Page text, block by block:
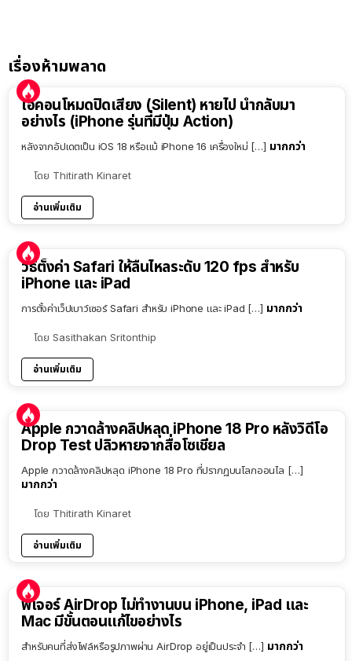
เรื่องห้ามพลาด
ไอคอนโหมดปิดเสียง (Silent) หายไป นำกลับมา
อย่างไร (iPhone รุ่นที่มีปุ่ม Action)
หลังจากอัปเดตเป็น iOS 18 หรือแม้ iPhone 16 เครื่องใหม่ […] มากกว่า
โดย Thitirath Kinaret
อ่านเพิ่มเติม
วิธีตั้งค่า Safari ให้ลื่นไหลระดับ 120 fps สำหรับ
iPhone และ iPad
การตั้งค่าเว็ปเบาว์เซอร์ Safari สำหรับ iPhone และ iPad […] มากกว่า
โดย Sasithakan Sritonthip
อ่านเพิ่มเติม
Apple กวาดล้างคลิปหลุด iPhone 18 Pro หลังวิดีโอ
Drop Test ปลิวหายจากสื่อโซเชียล
Apple กวาดล้างคลิปหลุด iPhone 18 Pro ที่ปรากฏบนโลกออนไล […]
มากกว่า
โดย Thitirath Kinaret
อ่านเพิ่มเติม
ฟีเจอร์ AirDrop ไม่ทำงานบน iPhone, iPad และ
Mac มีขั้นตอนแก้ไขอย่างไร
สำหรับคนที่ส่งไฟล์หรือรูปภาพผ่าน AirDrop อยู่เป็นประจำ […] มากกว่า